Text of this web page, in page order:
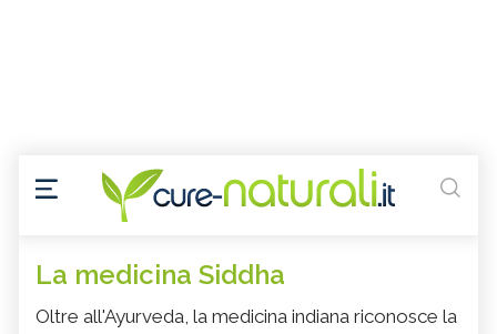
La medicina Siddha
Oltre all'Ayurveda, la medicina indiana riconosce la